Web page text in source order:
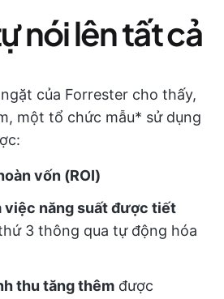
nói lên tất cả
của Forrester cho thấy,
một tổ chức mẫu* sử dụng
vốn (ROI)
việc năng suất được tiết
3 thông qua tự động hóa
thu tăng thêm được